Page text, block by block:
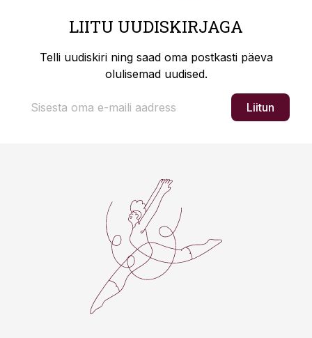
LIITU UUDISKIRJAGA
Telli uudiskiri ning saad oma postkasti päeva
olulisemad uudised.
Liitun